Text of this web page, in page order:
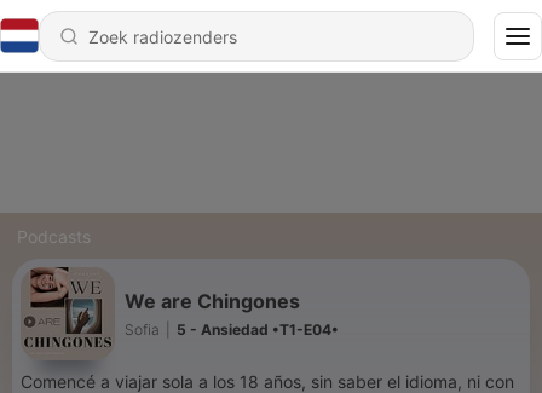
Podcasts
We are Chingones
Sofia 5 - Ansiedad •T1-E04•
Comencé a viajar sola a los 18 años, sin saber el idioma, ni con